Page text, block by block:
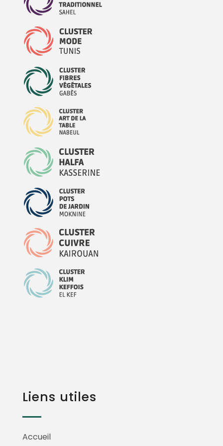
Liens utiles
Accueil